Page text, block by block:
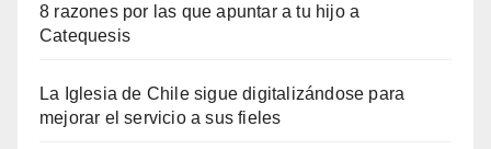
8 razones por las que apuntar a tu hijo a
Catequesis
La Iglesia de Chile sigue digitalizándose para
mejorar el servicio a sus fieles